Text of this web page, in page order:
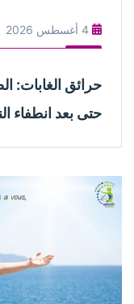
4 أغسطس 2026
حرائق الغابات:
حتى بعد انطفاء